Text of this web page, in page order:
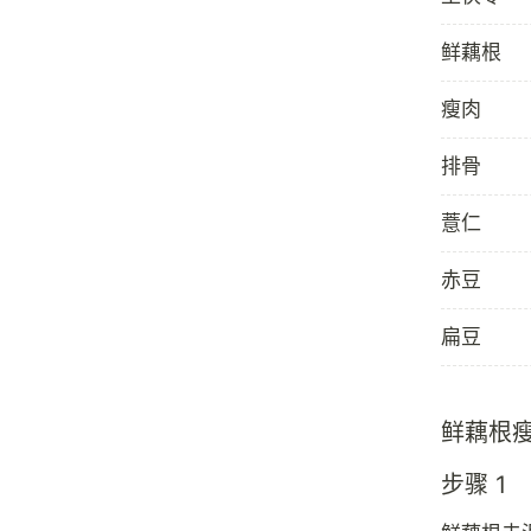
鲜藕根
瘦肉
排骨
薏仁
赤豆
扁豆
鲜藕根
步骤 1